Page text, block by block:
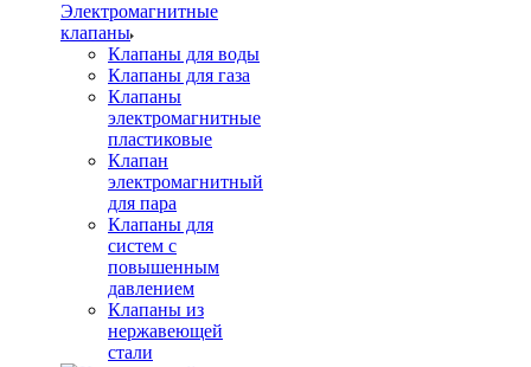
Электромагнитные
клапаны
Клапаны для воды
Клапаны для газа
Клапаны
электромагнитные
пластиковые
Клапан
электромагнитный
для пара
Клапаны для
систем с
повышенным
давлением
Клапаны из
нержавеющей
стали